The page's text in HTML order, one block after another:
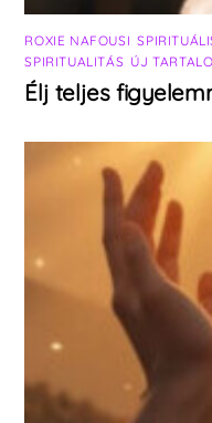
ROXIE NAFOUSI ,
SPIRITUALITÁS ÚJ
Élj teljes